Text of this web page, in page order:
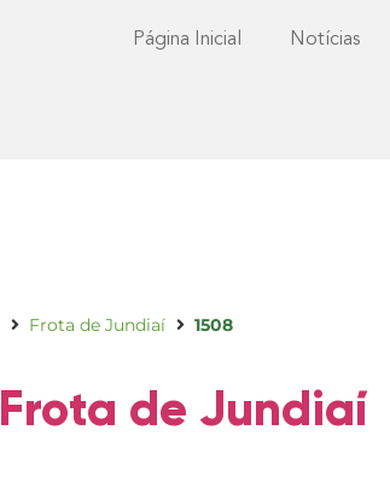
Página Inicial Notícias
Frota de Jundiaí 1508
Frota de Jundiaí